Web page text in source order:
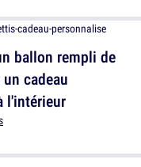
ballon rempli de
cadeau
l'intérieur